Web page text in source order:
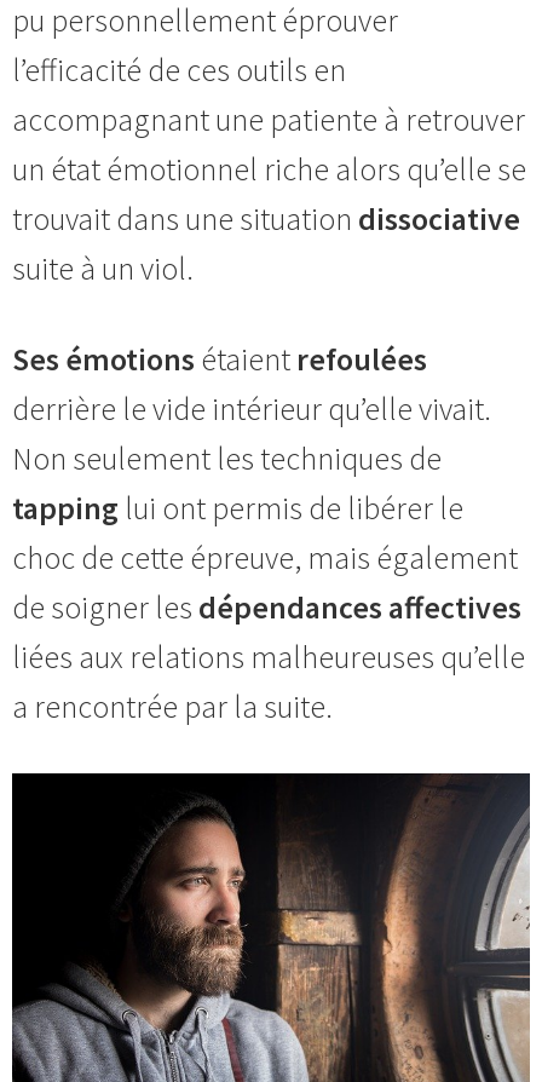
pu personnellement éprouver
l’efficacité de ces outils en
accompagnant une patiente à retrouver
un état émotionnel riche alors qu’elle se
trouvait dans une situation dissociative
suite à un viol.
Ses émotions étaient refoulées
derrière le vide intérieur qu’elle vivait.
Non seulement les techniques de
tapping lui ont permis de libérer le
choc de cette épreuve, mais également
de soigner les dépendances affectives
liées aux relations malheureuses qu’elle
a rencontrée par la suite.